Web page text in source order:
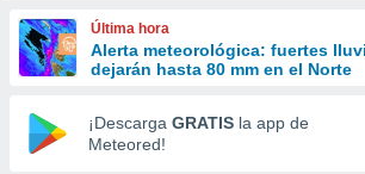
y
forma
digital
basada
Última hora
Alerta meteorológica: fuertes
dejarán hasta 80 mm en el Norte
¡Descarga GRATIS la app de
Meteored!